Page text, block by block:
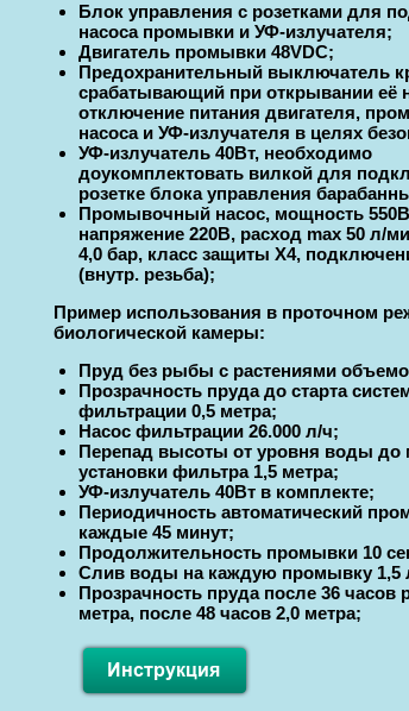
Блок управления с розетками для
насоса промывки и УФ-излучателя;
Двигатель промывки 48VDC;
Предохранительный выключатель
срабатывающий при открывании её
отключение питания двигателя,
насоса и УФ-излучателя в целях
УФ-излучатель 40Вт, необходимо
доукомплектовать вилкой для
розетке блока управления
Промывочный насос, мощность
напряжение 220В, расход max 50 л/
4,0 бар, класс защиты X4,
(внутр. резьба);
Пример использования в проточном
биологической камеры:
Пруд без рыбы с растениями
Прозрачность пруда до старта
фильтрации 0,5 метра;
Насос фильтрации 26.000 л/ч;
Перепад высоты от уровня воды до
установки фильтра 1,5 метра;
УФ-излучатель 40Вт в комплекте;
Периодичность автоматический
каждые 45 минут;
Продолжительность промывки 10
Слив воды на каждую промывку 1,5
Прозрачность пруда после 36 часов
метра, после 48 часов 2,0 метра;